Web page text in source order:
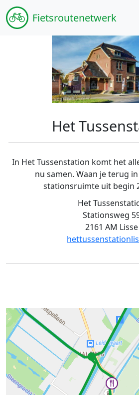
Fietsroutenetwerk
Het
In Het Tussenstation komt het
nu samen. Waan je terug
stationsruimte uit begin
Het
Stationsweg
2161 AM Lisse